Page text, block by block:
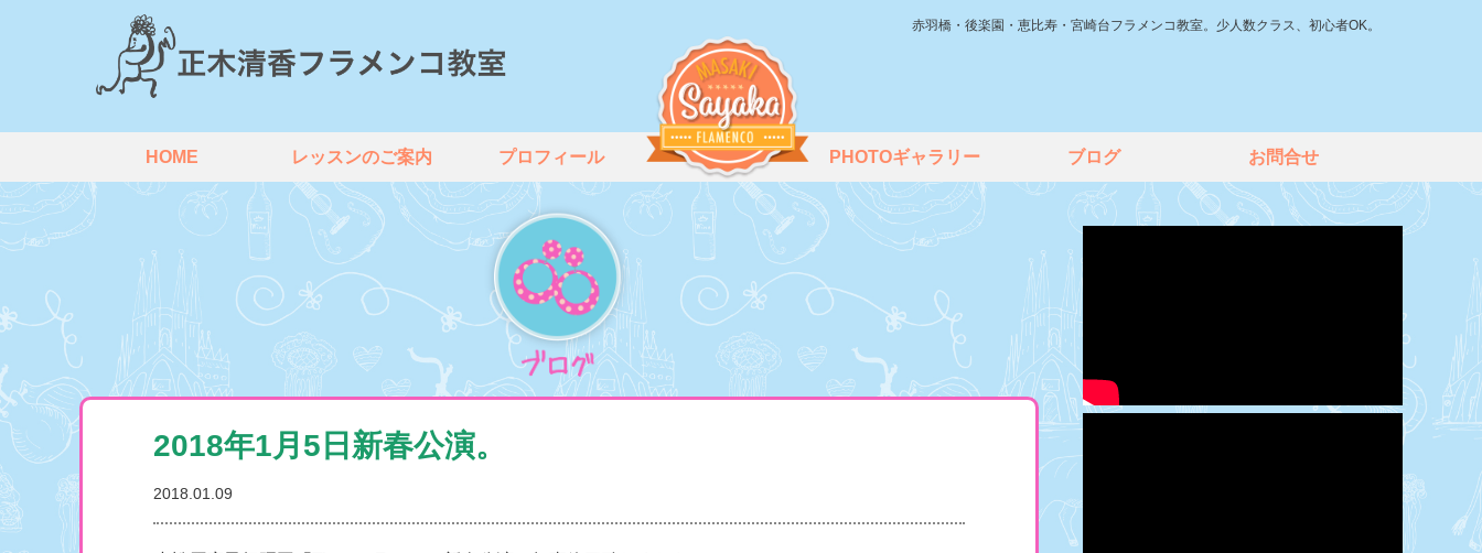
赤羽橋・後楽園・恵比寿・宮崎台フラメンコ教室。少人数クラス、初心者OK。
HOME レッスンのご案内 プロフィール PHOTOギャラリー ブログ お問合せ
2018年1月5日新春公演。
2018.01.09